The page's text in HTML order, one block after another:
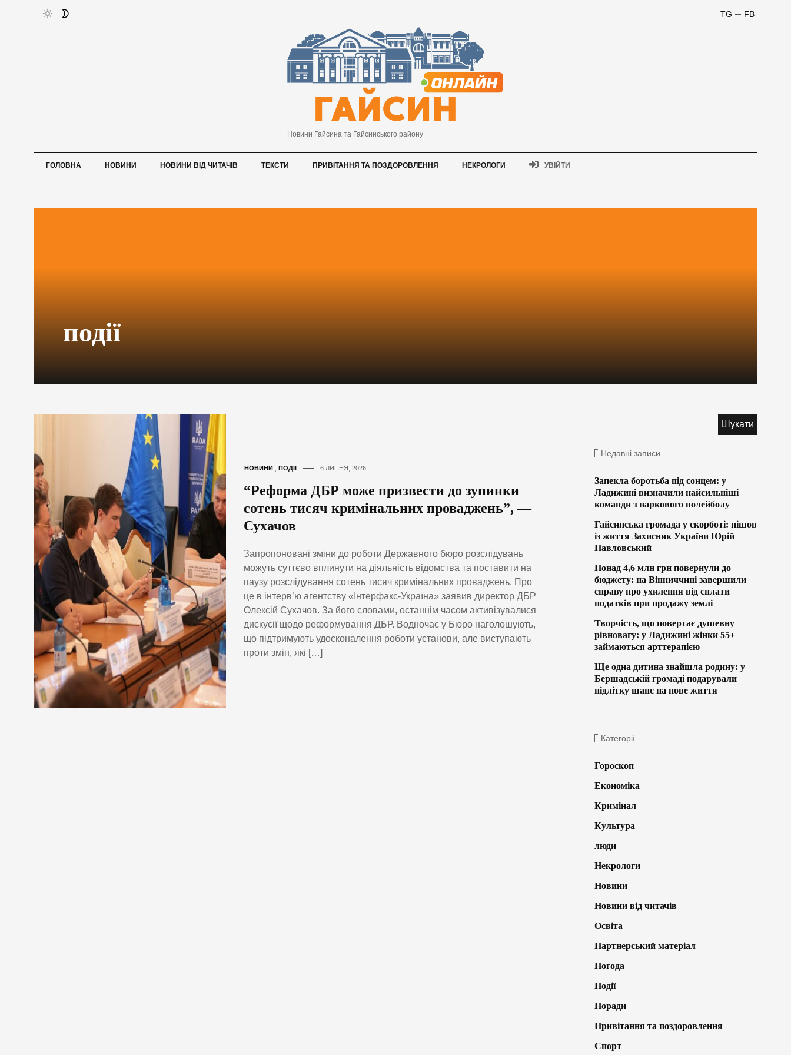
FB
TG
Новини Гайсина та Гайсинського району
ГОЛОВНА НОВИНИ НОВИНИ ВІД ЧИТАЧІВ ТЕКСТИ ПРИВІТАННЯ ТА ПОЗДОРОВЛЕННЯ НЕКРОЛОГИ УВІЙТИ
події
НОВИНИ ПОДІЇ 6 ЛИПНЯ, 2026
“Реформа ДБР може призвести до зупинки
сотень тисяч кримінальних проваджень”, —
Сухачов
Запропоновані зміни до роботи Державного бюро розслідувань
можуть суттєво вплинути на діяльність відомства та поставити на
паузу розслідування сотень тисяч кримінальних проваджень. Про
це в інтерв’ю агентству «Інтерфакс-Україна» заявив директор ДБР
Олексій Сухачов. За його словами, останнім часом активізувалися
дискусії щодо реформування ДБР. Водночас у Бюро наголошують,
що підтримують удосконалення роботи установи, але виступають
проти змін, які […]
Недавні записи
Запекла боротьба під сонцем: у
Ладижині визначили найсильніші
команди з паркового волейболу
Гайсинська громада у скорботі: пішов
із життя Захисник України Юрій
Павловський
Понад 4,6 млн грн повернули до
бюджету: на Вінниччині завершили
справу про ухилення від сплати
податків при продажу землі
Творчість, що повертає душевну
рівновагу: у Ладижині жінки 55+
займаються арттерапією
Ще одна дитина знайшла родину: у
Бершадській громаді подарували
підлітку шанс на нове життя
Категорії
Гороскоп
Економіка
Кримінал
Культура
люди
Некрологи
Новини
Новини від читачів
Освіта
Партнерський матеріал
Погода
Події
Поради
Привітання та поздоровлення
Спорт